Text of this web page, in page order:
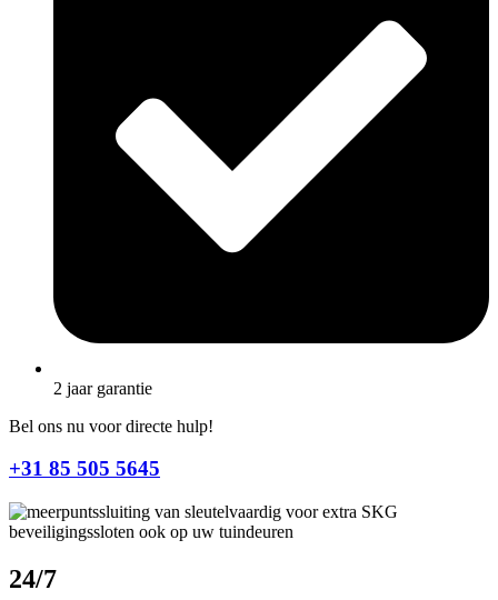
2 jaar garantie
Bel ons nu voor directe hulp!
+31 85 505 5645‬
24/7